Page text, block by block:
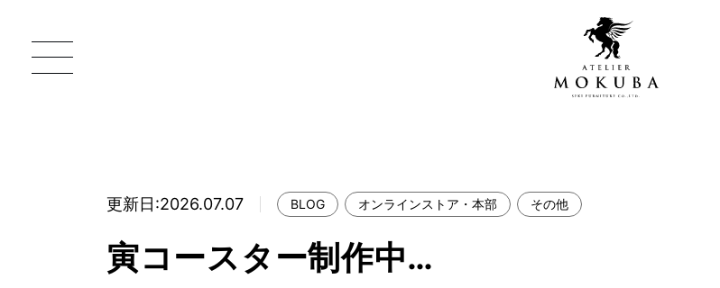
MOKUBA について
更新日:2026.07.07 BLOG オンラインストア・本部 その他
寅コースター制作中…